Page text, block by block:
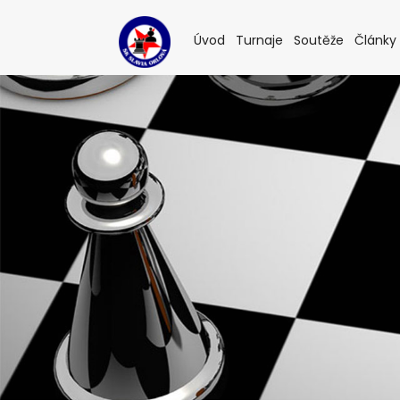
Úvod(current)
Turnaje(current)
Soutěže(current)
Články